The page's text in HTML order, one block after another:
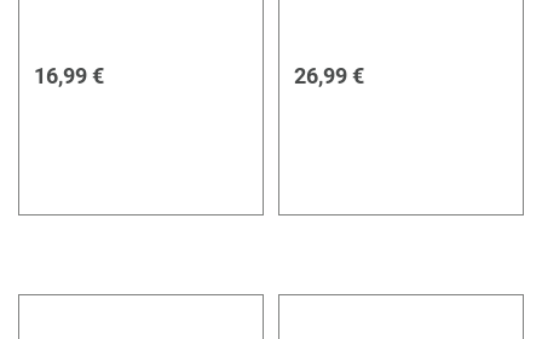
16,99 € 26,99 €